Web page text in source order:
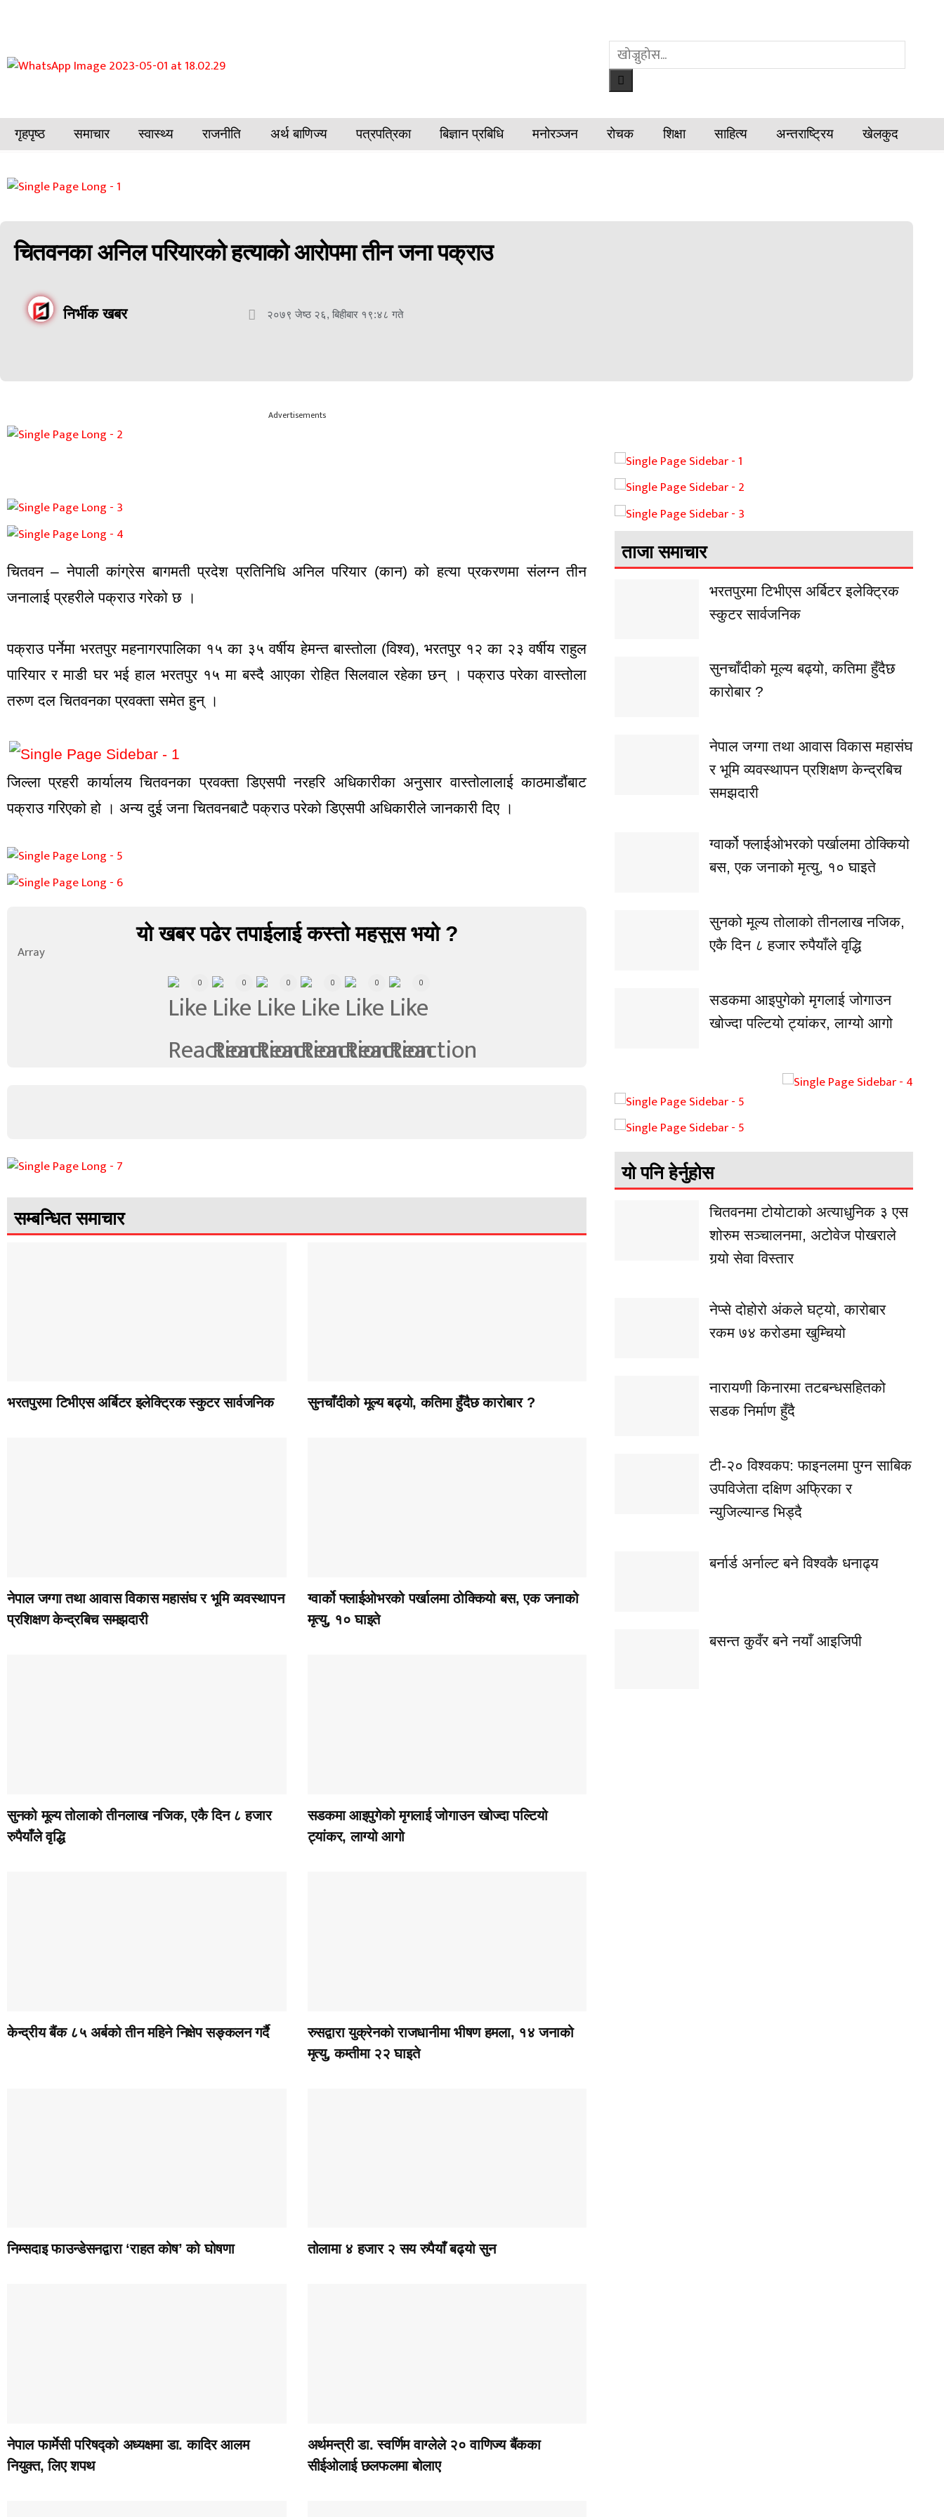
गृहपृष्ठ समाचार स्वास्थ्य राजनीति अर्थ बाणिज्य पत्रपत्रिका बिज्ञान प्रबिधि मनोरञ्जन रोचक शिक्षा साहित्य अन्तराष्ट्रिय खेलकुद
चितवनका अनिल परियारको हत्याको आरोपमा तीन जना पक्राउ
निर्भीक खबर २०७९ जेष्ठ २६, बिहीबार १९:४८ गते
Advertisements
चितवन – नेपाली कांग्रेस बागमती प्रदेश प्रतिनिधि अनिल परियार (कान) को हत्या प्रकरणमा संलग्न तीन
जनालाई प्रहरीले पक्राउ गरेको छ ।
पक्राउ पर्नेमा भरतपुर महनागरपालिका १५ का ३५ वर्षीय हेमन्त बास्तोला (विश्व), भरतपुर १२ का २३ वर्षीय राहुल
पारियार र माडी घर भई हाल भरतपुर १५ मा बस्दै आएका रोहित सिलवाल रहेका छन् । पक्राउ परेका वास्तोला
तरुण दल चितवनका प्रवक्ता समेत हुन् ।
जिल्ला प्रहरी कार्यालय चितवनका प्रवक्ता डिएसपी नरहरि अधिकारीका अनुसार वास्तोलालाई काठमाडौंबाट
पक्राउ गरिएको हो । अन्य दुई जना चितवनबाटै पक्राउ परेको डिएसपी अधिकारीले जानकारी दिए ।
यो खबर पढेर तपाईलाई कस्तो महसुस भयो ?
Array
0 0 0 0 0 0
सम्बन्धित समाचार
भरतपुरमा टिभीएस अर्बिटर इलेक्ट्रिक स्कुटर सार्वजनिक सुनचाँदीको मूल्य बढ्यो, कतिमा हुँदैछ कारोबार ?
नेपाल जग्गा तथा आवास विकास महासंघ र भूमि व्यवस्थापन
प्रशिक्षण केन्द्रबिच समझदारी
ग्वार्को फ्लाईओभरको पर्खालमा ठोक्कियो बस, एक जनाको
मृत्यु, १० घाइते
सुनको मूल्य तोलाको तीनलाख नजिक, एकै दिन ८ हजार
रुपैयाँले वृद्धि
सडकमा आइपुगेको मृगलाई जोगाउन खोज्दा पल्टियो
ट्यांकर, लाग्यो आगो
केन्द्रीय बैंक ८५ अर्बको तीन महिने निक्षेप सङ्कलन गर्दै
रुसद्वारा युक्रेनको राजधानीमा भीषण हमला, १४ जनाको
मृत्यु, कम्तीमा २२ घाइते
निम्सदाइ फाउन्डेसनद्वारा ‘राहत कोष’ को घोषणा तोलामा ४ हजार २ सय रुपैयाँ बढ्यो सुन
नेपाल फार्मेसी परिषद्को अध्यक्षमा डा. कादिर आलम
नियुक्त, लिए शपथ
अर्थमन्त्री डा. स्वर्णिम वाग्लेले २० वाणिज्य बैंकका
सीईओलाई छलफलमा बोलाए
ताजा समाचार
भरतपुरमा टिभीएस अर्बिटर इलेक्ट्रिक
स्कुटर सार्वजनिक
सुनचाँदीको मूल्य बढ्यो, कतिमा हुँदैछ
कारोबार ?
नेपाल जग्गा तथा आवास विकास महासंघ
र भूमि व्यवस्थापन प्रशिक्षण केन्द्रबिच
समझदारी
ग्वार्को फ्लाईओभरको पर्खालमा ठोक्कियो
बस, एक जनाको मृत्यु, १० घाइते
सुनको मूल्य तोलाको तीनलाख नजिक,
एकै दिन ८ हजार रुपैयाँले वृद्धि
सडकमा आइपुगेको मृगलाई जोगाउन
खोज्दा पल्टियो ट्यांकर, लाग्यो आगो
यो पनि हेर्नुहोस
चितवनमा टोयोटाको अत्याधुनिक ३ एस
शोरुम सञ्चालनमा, अटोवेज पोखराले
गर्‍यो सेवा विस्तार
नेप्से दोहोरो अंकले घट्यो, कारोबार
रकम ७४ करोडमा खुम्चियो
नारायणी किनारमा तटबन्धसहितको
सडक निर्माण हुँदै
टी-२० विश्वकप: फाइनलमा पुग्न साबिक
उपविजेता दक्षिण अफ्रिका र
न्युजिल्यान्ड भिड्दै
बर्नार्ड अर्नाल्ट बने विश्वकै धनाढ्य
बसन्त कुवँर बने नयाँ आइजिपी